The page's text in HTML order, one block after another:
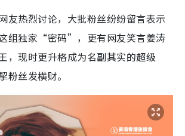
友热烈讨论，大批粉丝纷纷留言表示
组独家“密码”，更有网友笑言姜涛
，现时更升格成为名副其实的超级
丝发横财。